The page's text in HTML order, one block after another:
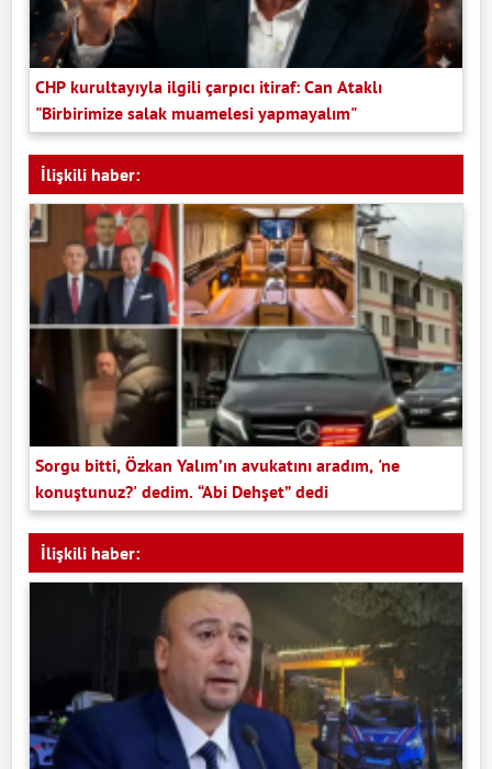
CHP kurultayıyla ilgili çarpıcı itiraf: Can Ataklı
"Birbirimize salak muamelesi yapmayalım"
İlişkili haber:
Sorgu bitti, Özkan Yalım’ın avukatını aradım, 'ne
konuştunuz?' dedim. “Abi Dehşet” dedi
İlişkili haber: